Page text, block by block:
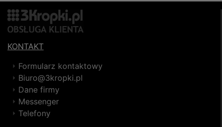
KONTAKT
Formularz kontaktowy
Biuro@3kropki.pl
Dane firmy
Messenger
Telefony